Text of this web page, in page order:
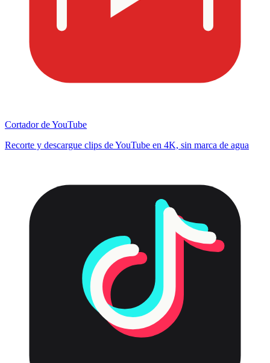
Cortador de YouTube
Recorte y descargue clips de YouTube en 4K, sin marca de agua